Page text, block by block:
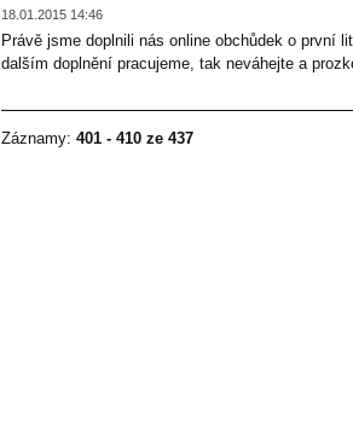
18.01.2015 14:46
Právě jsme doplnili nás online obchůdek o první
dalším doplnění pracujeme, tak neváhejte a
Záznamy: 401 - 410 ze 437